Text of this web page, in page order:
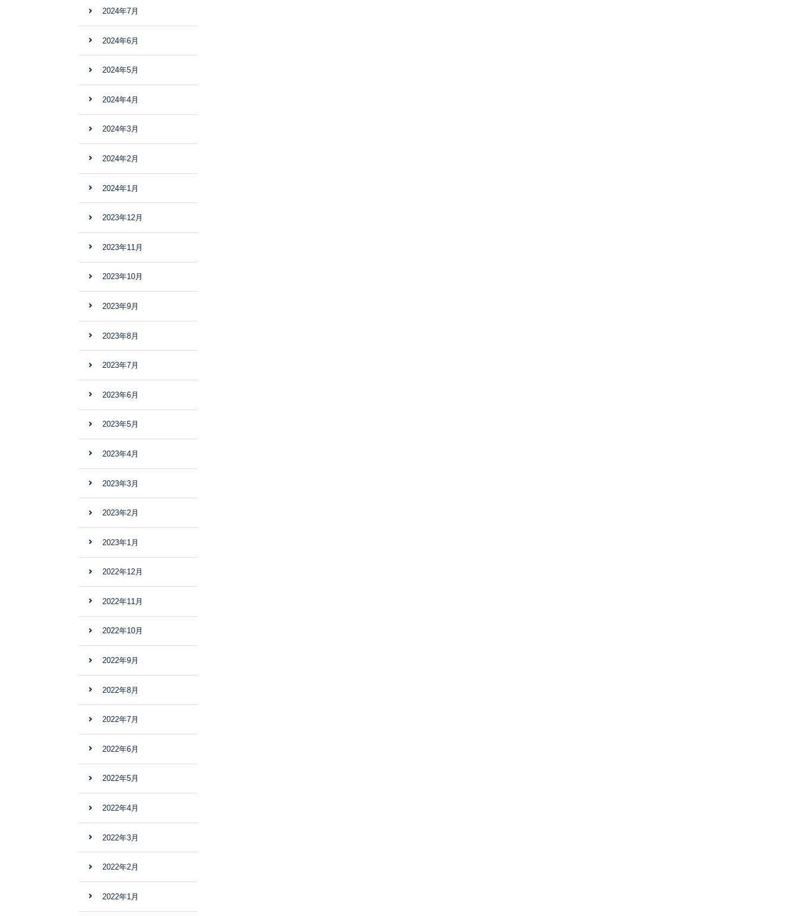
2024年7月
2024年6月
2024年5月
2024年4月
2024年3月
2024年2月
2024年1月
2023年12月
2023年11月
2023年10月
2023年9月
2023年8月
2023年7月
2023年6月
2023年5月
2023年4月
2023年3月
2023年2月
2023年1月
2022年12月
2022年11月
2022年10月
2022年9月
2022年8月
2022年7月
2022年6月
2022年5月
2022年4月
2022年3月
2022年2月
2022年1月